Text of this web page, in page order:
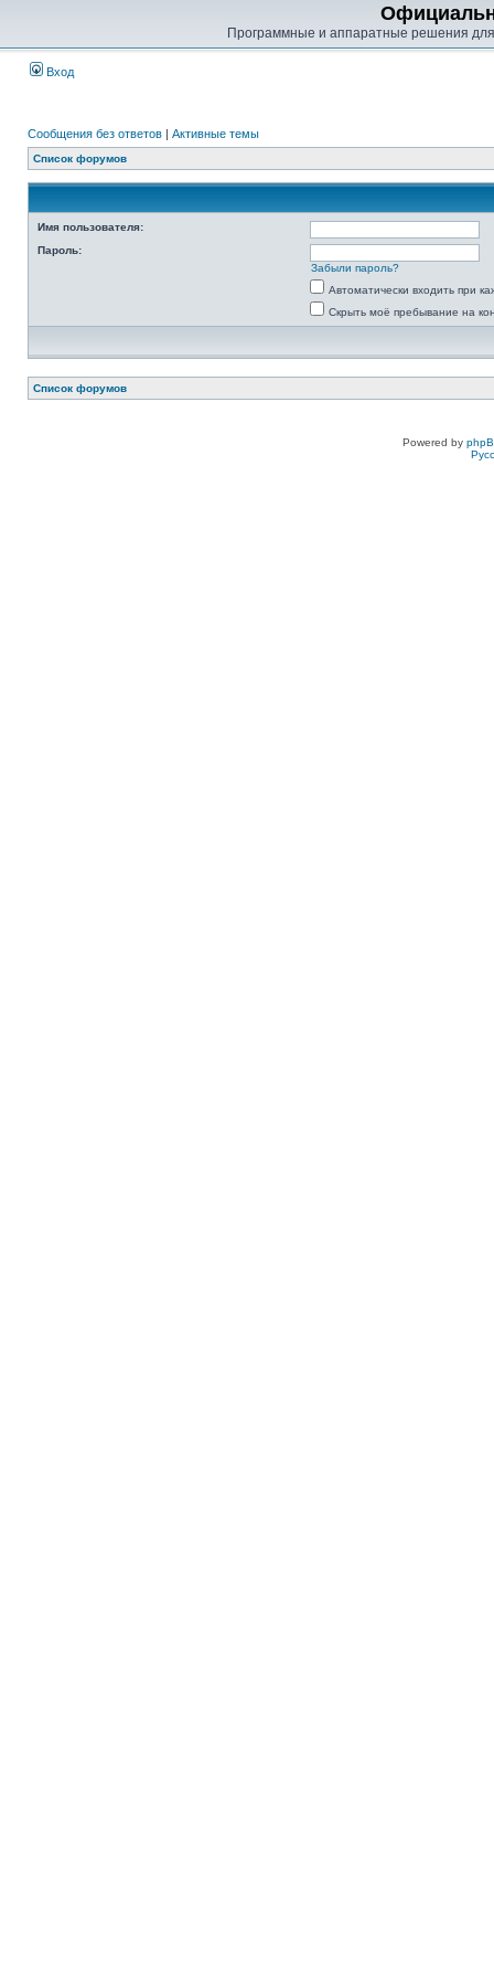
Программные и аппаратные решения
Вход
Сообщения без ответов | Активные темы
Список форумов
Имя пользователя:
Пароль:
Забыли пароль?
Автоматически входить при
Скрыть моё пребывание на
Список форумов
Powered by